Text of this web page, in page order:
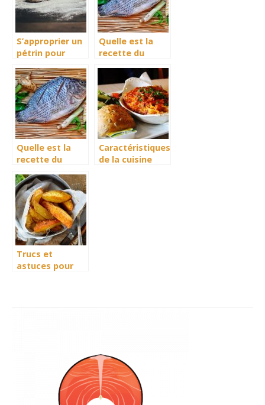
S’approprier un
pétrin pour
pâtes
Quelle est la
recette du
Quelle est la
recette du
Caractéristiques
de la cuisine
Trucs et
astuces pour